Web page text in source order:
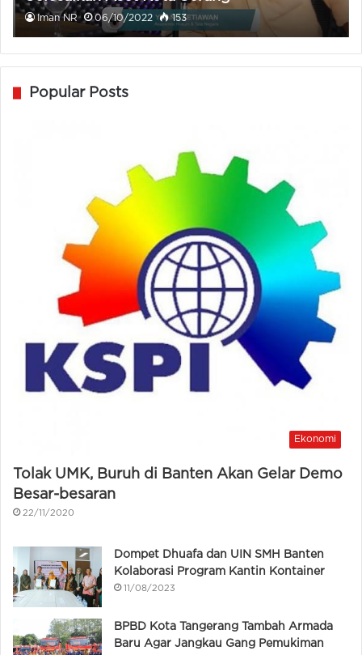
Iman NR 06/10/2022 153
Popular Posts
Ekonomi
Tolak UMK, Buruh di Banten Akan Gelar Demo
Besar-besaran
22/11/2020
Dompet Dhuafa dan UIN SMH Banten
Kolaborasi Program Kantin Kontainer
11/08/2023
BPBD Kota Tangerang Tambah Armada
Baru Agar Jangkau Gang Pemukiman